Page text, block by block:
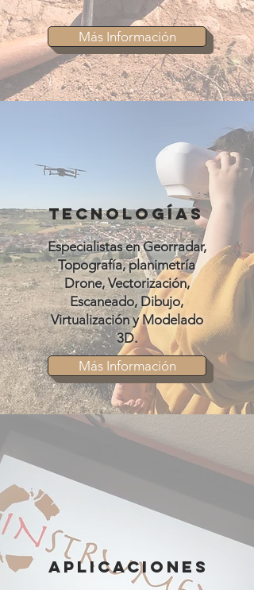
Más Información
TECNOLOGÍAS
Especialistas en Georradar,
Topografía, planimetría
Drone, Vectorización,
Escaneado, Dibujo,
Virtualización y Modelado
3D.
Más Información
APLICACIONES